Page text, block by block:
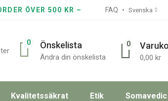
ÖVER 500 KR – FAQ Svenska
0 Önskelista
Ändra din önskelista
0
0,00 kr
Kvalitetssäkrat Etik Somavedic